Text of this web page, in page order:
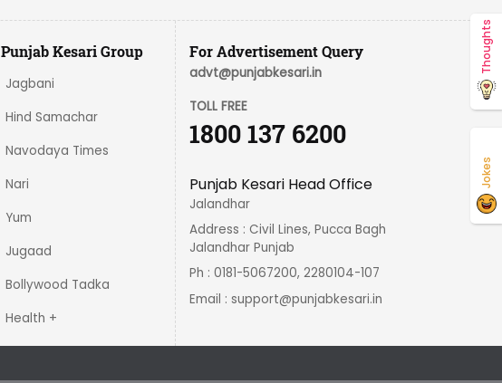
Punjab Kesari Group
Jagbani
Hind Samachar
Navodaya Times
Nari
Yum
Jugaad
Bollywood Tadka
Health +
For Advertisement Query
advt@punjabkesari.in
TOLL FREE
1800 137 6200
Punjab Kesari Head Office
Jalandhar
Address : Civil Lines, Pucca Bagh
Jalandhar Punjab
Ph : 0181-5067200, 2280104-107
Email :support@punjabkesari.in
Thoughts
Jokes